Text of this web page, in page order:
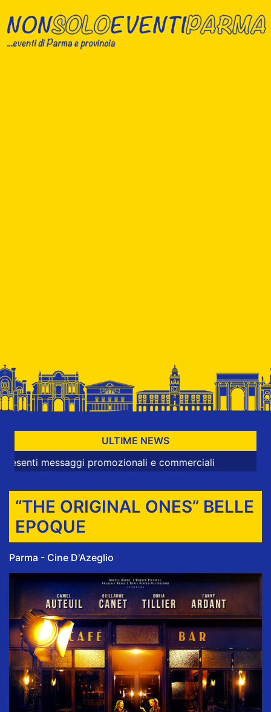
ULTIME NEWS
promozionali e commerciali
“THE ORIGINAL ONES” BELLE
EPOQUE
Parma - Cine D'Azeglio